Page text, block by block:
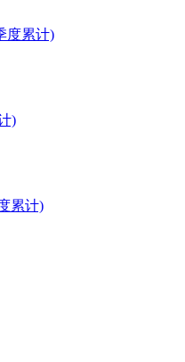
度累计)
)
累计)